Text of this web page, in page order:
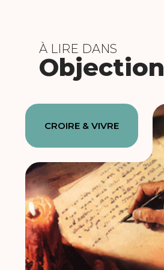
À LIRE DANS
Objection
CROIRE & VIVRE